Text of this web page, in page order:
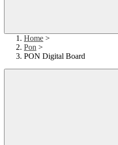
Home >
Pon >
PON Digital Board